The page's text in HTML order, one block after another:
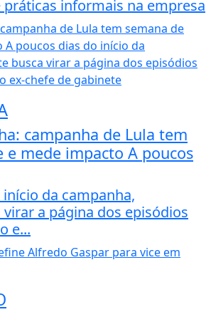
informais na empresa
campanha de Lula tem
e mede impacto A poucos
da campanha,
a página dos episódios
e...